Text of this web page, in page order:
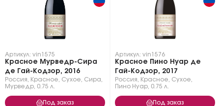
Артикул: vin1575
Красное Мурведр-Сира
де Гай-Кодзор, 2016
Россия Красное Сухое Сира
Мурведр 0.75 л.
Под заказ
Артикул: vin1576
Красное Пино Нуар де
Гай-Кодзор, 2017
Россия Красное Сухое
Пино Нуар 0.75 л.
Под заказ